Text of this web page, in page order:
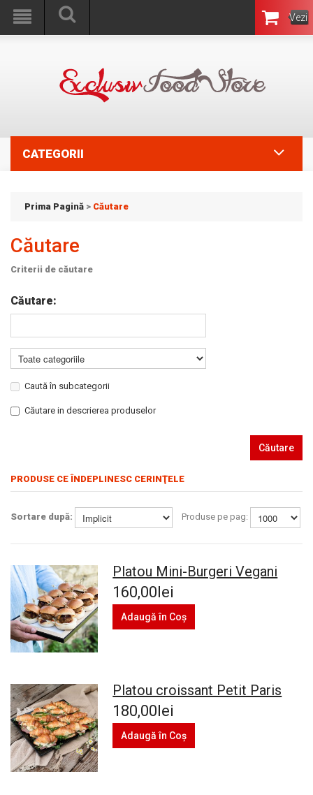
Vezi
Coşul
CATEGORII
Prima Pagină > Căutare
Căutare
Criterii de căutare
Căutare:
Caută în subcategorii
Căutare in descrierea produselor
Căutare
PRODUSE CE ÎNDEPLINESC CERINŢELE
Sortare după: Produse pe pag:
Platou Mini-Burgeri Vegani
160,00lei
Adaugă în Coş
Platou croissant Petit Paris
180,00lei
Adaugă în Coş